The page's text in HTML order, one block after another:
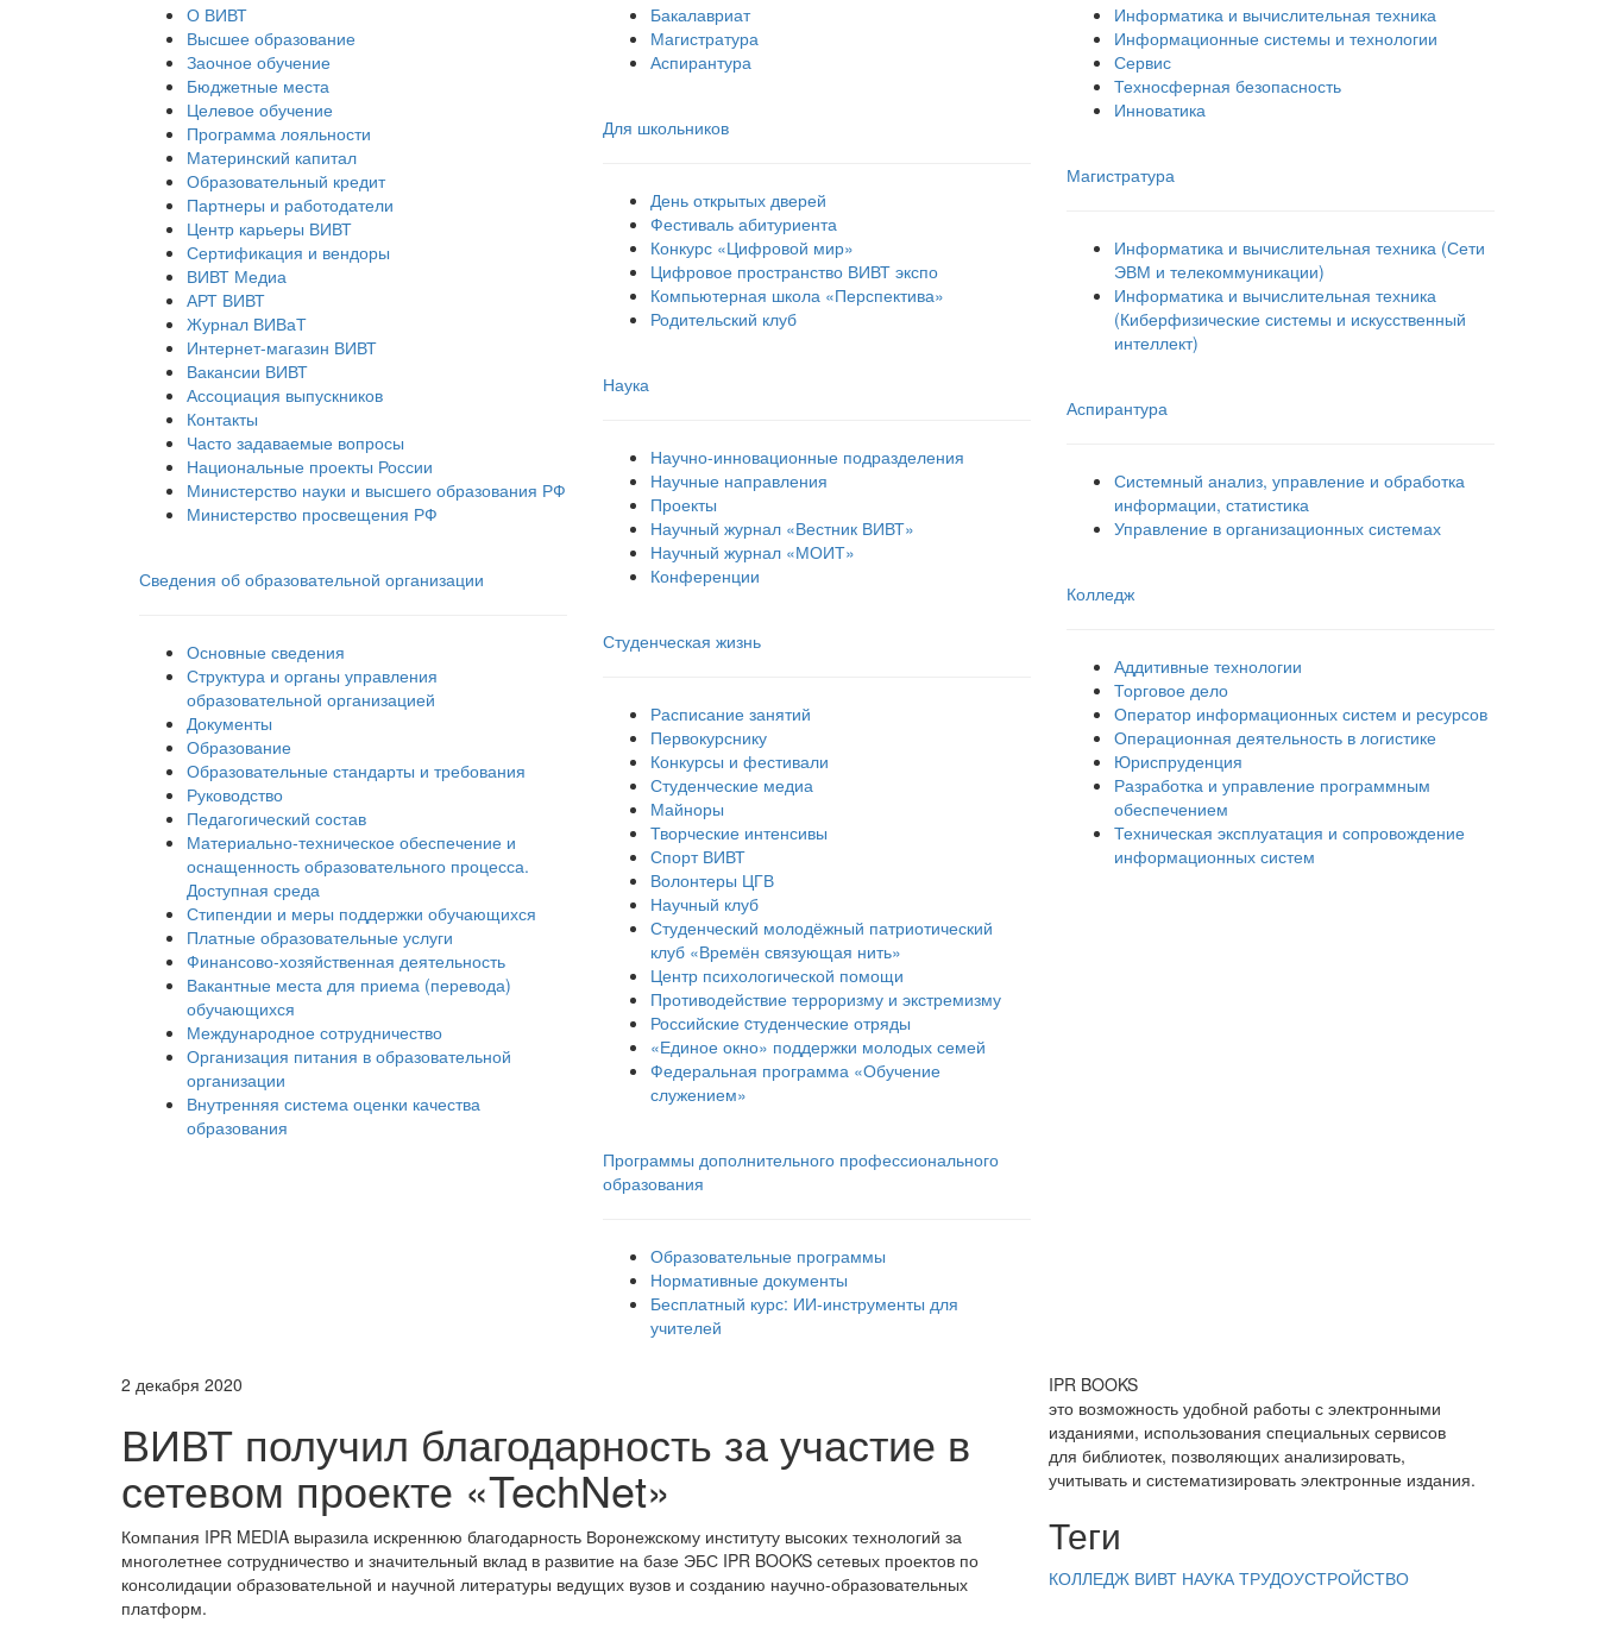
О ВИВТ
Высшее образование
Заочное обучение
Бюджетные места
Целевое обучение
Программа лояльности
Материнский капитал
Образовательный кредит
Партнеры и работодатели
Центр карьеры ВИВТ
Сертификация и вендоры
ВИВТ Медиа
АРТ ВИВТ
Журнал ВИВаТ
Интернет-магазин ВИВТ
Вакансии ВИВТ
Ассоциация выпускников
Контакты
Часто задаваемые вопросы
Национальные проекты России
Министерство науки и высшего образования РФ
Министерство просвещения РФ
Сведения об образовательной организации
Основные сведения
Структура и органы управления
образовательной организацией
Документы
Образование
Образовательные стандарты и требования
Руководство
Педагогический состав
Материально-техническое обеспечение и
оснащенность образовательного процесса.
Доступная среда
Стипендии и меры поддержки обучающихся
Платные образовательные услуги
Финансово-хозяйственная деятельность
Вакантные места для приема (перевода)
обучающихся
Международное сотрудничество
Организация питания в образовательной
организации
Внутренняя система оценки качества
образования
Бакалавриат
Магистратура
Аспирантура
Для школьников
День открытых дверей
Фестиваль абитуриента
Конкурс «Цифровой мир»
Цифровое пространство ВИВТ экспо
Компьютерная школа «Перспектива»
Родительский клуб
Наука
Научно-инновационные подразделения
Научные направления
Проекты
Научный журнал «Вестник ВИВТ»
Научный журнал «МОИТ»
Конференции
Студенческая жизнь
Расписание занятий
Первокурснику
Конкурсы и фестивали
Студенческие медиа
Майноры
Творческие интенсивы
Спорт ВИВТ
Волонтеры ЦГВ
Научный клуб
Студенческий молодёжный патриотический
клуб «Времён связующая нить»
Центр психологической помощи
Противодействие терроризму и экстремизму
Российские cтуденческие отряды
«Единое окно» поддержки молодых семей
Федеральная программа «Обучение
служением»
Программы дополнительного профессионального
образования
Образовательные программы
Нормативные документы
Бесплатный курс: ИИ‑инструменты для
учителей
Информатика и вычислительная техника
Информационные системы и технологии
Сервис
Техносферная безопасность
Инноватика
Магистратура
Информатика и вычислительная техника (Сети
ЭВМ и телекоммуникации)
Информатика и вычислительная техника
(Киберфизические системы и искусственный
интеллект)
Аспирантура
Системный анализ, управление и обработка
информации, статистика
Управление в организационных системах
Колледж
Аддитивные технологии
Торговое дело
Оператор информационных систем и ресурсов
Операционная деятельность в логистике
Юриспруденция
Разработка и управление программным
обеспечением
Техническая эксплуатация и сопровождение
информационных систем
2 декабря 2020
ВИВТ получил благодарность за участие в
сетевом проекте «TechNet»
Компания IPR MEDIA выразила искреннюю благодарность Воронежскому институту высоких технологий за
многолетнее сотрудничество и значительный вклад в развитие на базе ЭБС IPR BOOKS сетевых проектов по
консолидации образовательной и научной литературы ведущих вузов и созданию научно-образовательных
платформ.
IPR BOOKS
это возможность удобной работы с электронными
изданиями, использования специальных сервисов
для библиотек, позволяющих анализировать,
учитывать и систематизировать электронные издания.
Теги
КОЛЛЕДЖ ВИВТ НАУКА ТРУДОУСТРОЙСТВО